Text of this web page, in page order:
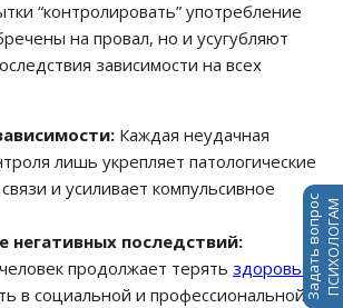
“контролировать” употребление
на провал, но и усугубляют
зависимости на всех
Каждая неудачная
лишь укрепляет патологические
и усиливает компульсивное
негативных последствий:
продолжает терять здоровье,
в социальной и профессиональной Задать вопросПСИХОЛОГАМ